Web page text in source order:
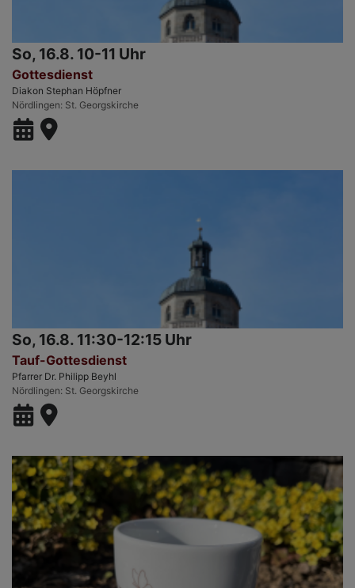
So, 16.8. 10-11 Uhr
Gottesdienst
Diakon Stephan Höpfner
Nördlingen St. Georgskirche
So, 16.8. 11:30-12:15 Uhr
Tauf-Gottesdienst
Pfarrer Dr. Philipp Beyhl
Nördlingen St. Georgskirche